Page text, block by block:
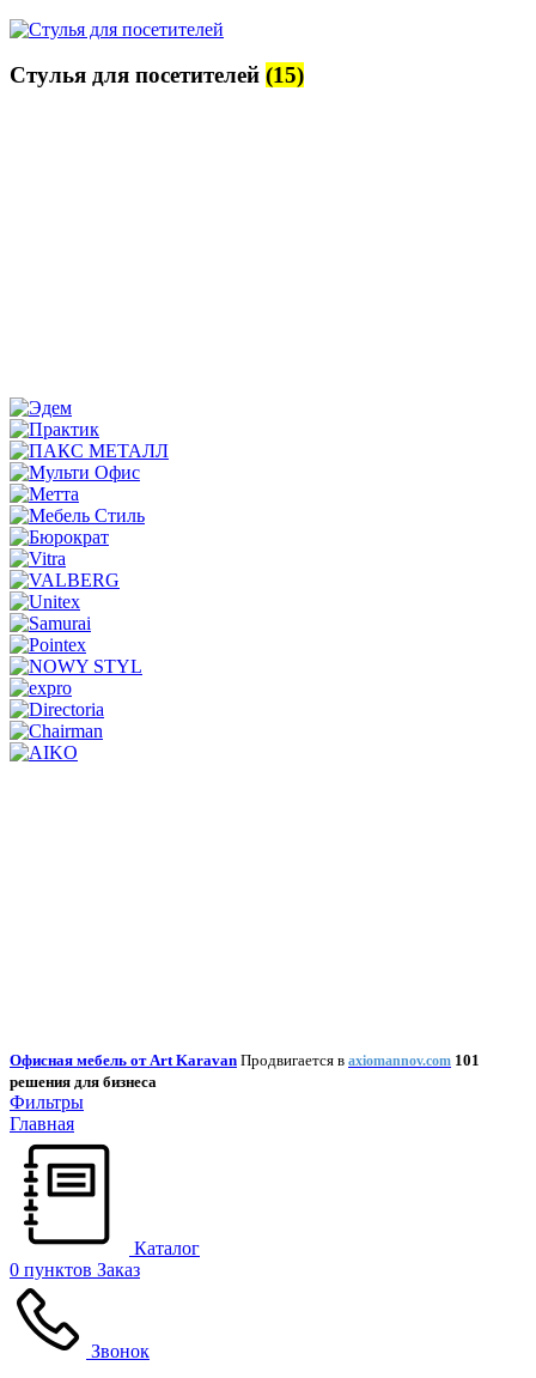
Стулья для посетителей (15)
Офисная мебель от Art Karavan Продвигается в axiomannov.com 101
решения для бизнеса
Фильтры
Главная
Каталог
0 пунктов Заказ
Звонок